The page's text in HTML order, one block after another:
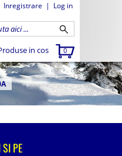
Inregistrare | Log in
in cos 0
SI PE